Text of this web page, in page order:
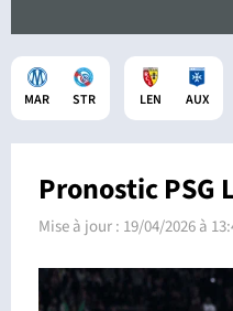
MAR STR LEN AUX
Pronostic PSG
Mise à jour : 19/04/2026 à